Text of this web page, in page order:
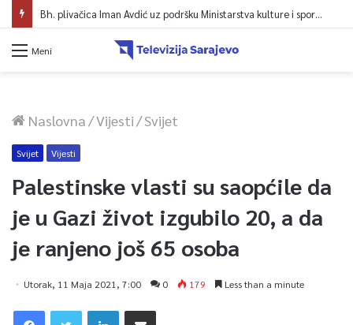
Bh. plivačica Iman Avdić uz podršku Ministarstva kulture i sporta KS kreće na Evropsko prvenstvo i Mediteranske igre
Meni
Naslovna/Vijesti/Svijet
Svijet Vijesti
Palestinske vlasti su saopćile da
je u Gazi život izgubilo 20, a da
je ranjeno još 65 osoba
Utorak, 11 Maja 2021, 7:00 0 179 Less than a minute